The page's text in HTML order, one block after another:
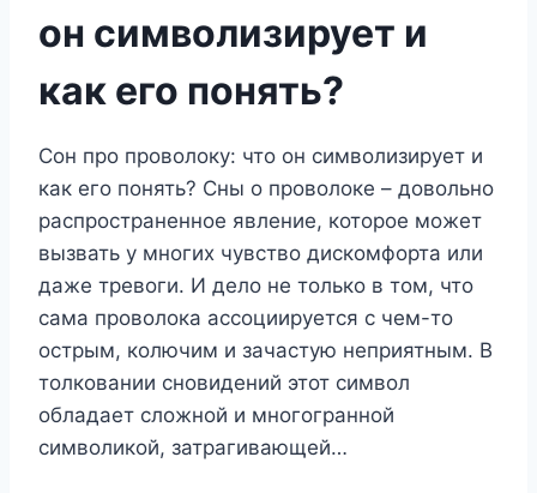
он символизирует и
как его понять?
Сон про проволоку: что он символизирует и
как его понять? Сны о проволоке – довольно
распространенное явление, которое может
вызвать у многих чувство дискомфорта или
даже тревоги. И дело не только в том, что
сама проволока ассоциируется с чем-то
острым, колючим и зачастую неприятным. В
толковании сновидений этот символ
обладает сложной и многогранной
символикой, затрагивающей…